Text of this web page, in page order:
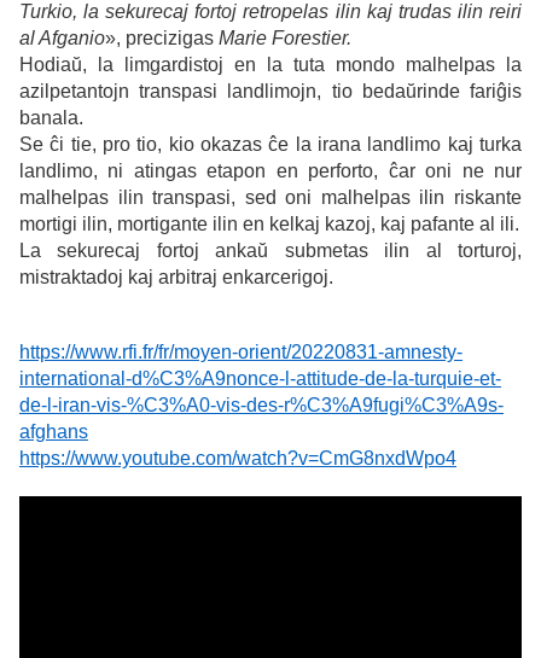
Turkio, la sekurecaj fortoj retropelas ilin kaj trudas ilin reiri
al Afganio», precizigas Marie Forestier.
Hodiaŭ, la limgardistoj en la tuta mondo malhelpas la
azilpetantojn transpasi landlimojn, tio bedaŭrinde fariĝis
banala.
Se ĉi tie, pro tio, kio okazas ĉe la irana landlimo kaj turka
landlimo, ni atingas etapon en perforto, ĉar oni ne nur
malhelpas ilin transpasi, sed oni malhelpas ilin riskante
mortigi ilin, mortigante ilin en kelkaj kazoj, kaj pafante al ili.
La sekurecaj fortoj ankaŭ submetas ilin al torturoj,
mistraktadoj kaj arbitraj enkarcerigoj.
https://www.rfi.fr/fr/moyen-orient/20220831-amnesty-
international-d%C3%A9nonce-l-attitude-de-la-turquie-et-
de-l-iran-vis-%C3%A0-vis-des-r%C3%A9fugi%C3%A9s-
afghans
https://www.youtube.com/watch?v=CmG8nxdWpo4